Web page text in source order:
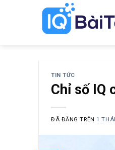
TIN TỨC
Chỉ số IQ
ĐÃ ĐĂNG TRÊN1